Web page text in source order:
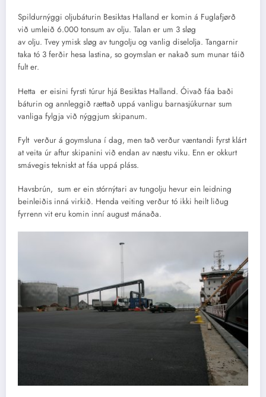
Spildurnýggi oljubáturin Besiktas Halland er komin á Fuglafjørð
við umleið 6.000 tonsum av olju. Talan er um 3 sløg
av olju. Tvey ymisk sløg av tungolju og vanlig diselolja. Tangarnir
taka tó 3 ferðir hesa lastina, so goymslan er nakað sum munar táið
fult er.
Hetta er eisini fyrsti túrur hjá Besiktas Halland. Óivað fáa baði
báturin og annleggið rættað uppá vanligu barnasjúkurnar sum
vanliga fylgja við nýggjum skipanum.
Fylt verður á goymsluna í dag, men tað verður væntandi fyrst klárt
at veita úr aftur skipanini við endan av næstu viku. Enn er okkurt
smávegis tekniskt at fáa uppá pláss.
Havsbrún, sum er ein stórnýtari av tungolju hevur ein leidning
beinleiðis inná virkið. Henda veiting verður tó ikki heilt liðug
fyrrenn vit eru komin inní august mánaða.